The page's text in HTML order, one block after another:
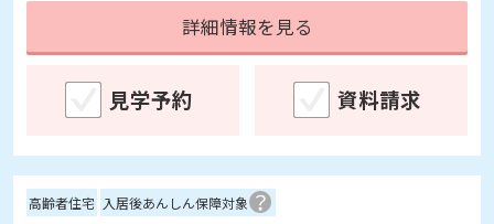
見学予約
ガラ・ステージ新大塚